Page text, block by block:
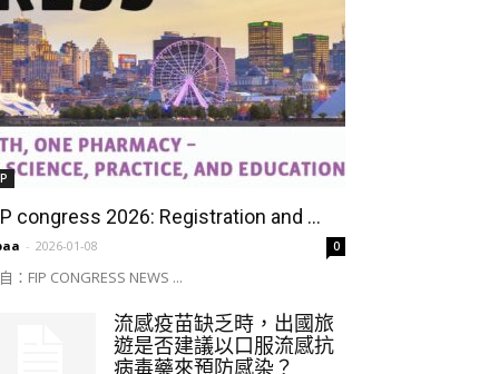
congress 2026: Registration and ...
- 2026-01-08 0
：FIP CONGRESS NEWS ...
流感疫苗缺乏時，出國旅
遊是否建議以口服流感抗
病毒藥來預防感染？